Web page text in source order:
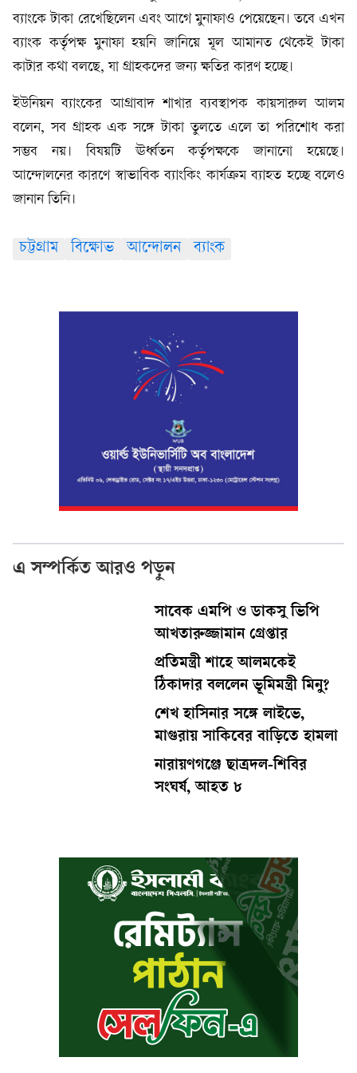
ব্যাংকে টাকা রেখেছিলেন এবং আগে মুনাফাও পেয়েছেন। তবে এখন
ব্যাংক কর্তৃপক্ষ মুনাফা হয়নি জানিয়ে মূল আমানত থেকেই টাকা
কাটার কথা বলছে, যা গ্রাহকদের জন্য ক্ষতির কারণ হচ্ছে।
ইউনিয়ন ব্যাংকের আগ্রাবাদ শাখার ব্যবস্থাপক কায়সারুল আলম
বলেন, সব গ্রাহক এক সঙ্গে টাকা তুলতে এলে তা পরিশোধ করা
সম্ভব নয়। বিষয়টি ঊর্ধ্বতন কর্তৃপক্ষকে জানানো হয়েছে।
আন্দোলনের কারণে স্বাভাবিক ব্যাংকিং কার্যক্রম ব্যাহত হচ্ছে বলেও
জানান তিনি।
চট্টগ্রাম বিক্ষোভ আন্দোলন ব্যাংক
এ সম্পর্কিত আরও পড়ুন
সাবেক এমপি ও ডাকসু ভিপি
আখতারুজ্জামান গ্রেপ্তার
প্রতিমন্ত্রী শাহে আলমকেই
ঠিকাদার বললেন ভূমিমন্ত্রী মিনু?
শেখ হাসিনার সঙ্গে লাইভে,
মাগুরায় সাকিবের বাড়িতে হামলা
নারায়ণগঞ্জে ছাত্রদল-শিবির
সংঘর্ষ, আহত ৮